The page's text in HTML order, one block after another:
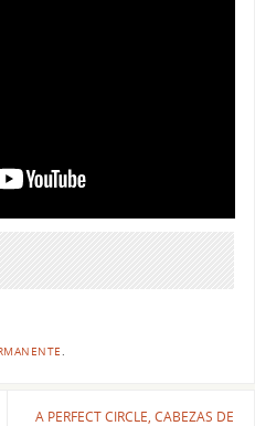
.
A PERFECT CIRCLE, CABEZAS DE